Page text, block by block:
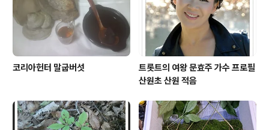
코리아헌터 말굽버섯
트롯트의 여왕 문효주 가수 프로필
산원초 산원 적음